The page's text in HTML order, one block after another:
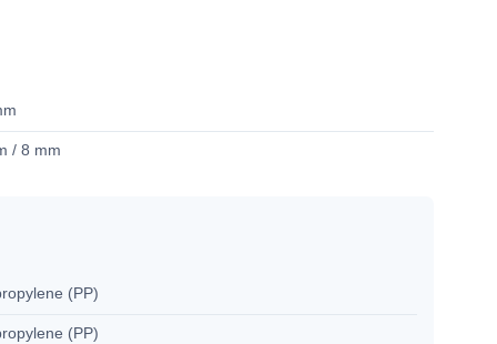
/ 8 mm
(PP)
(PP)